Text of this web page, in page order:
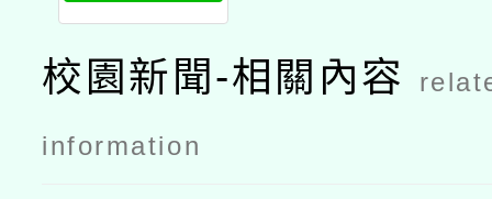
4年原住民
族教育政策
研討會「原
住民族教育
校園新聞-相關內容
information